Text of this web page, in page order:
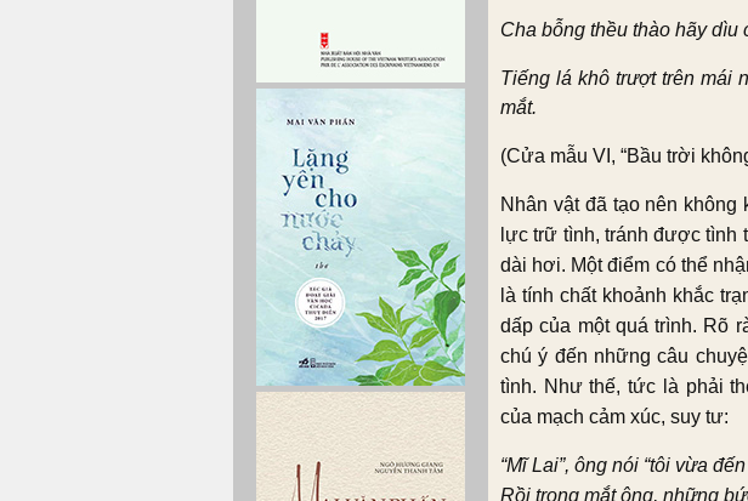
Cha bỗng thều thào hãy dìu
Tiếng lá khô trượt trên mái
mắt.
(Cửa mẫu VI, “Bầu trời
Nhân vật đã tạo nên
lực trữ tình, tránh được tình
dài hơi. Một điểm có thể
là tính chất khoảnh khắc
dấp của một quá trình. Rõ
chú ý đến những câu
tình. Như thế, tức là phải
của mạch cảm xúc, suy tư:
“Mĩ Lai”, ông nói “tôi vừa
Rồi trong mắt ông, những